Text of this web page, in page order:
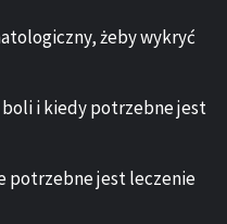
żeby wykryć
i kiedy potrzebne jest
potrzebne jest leczenie